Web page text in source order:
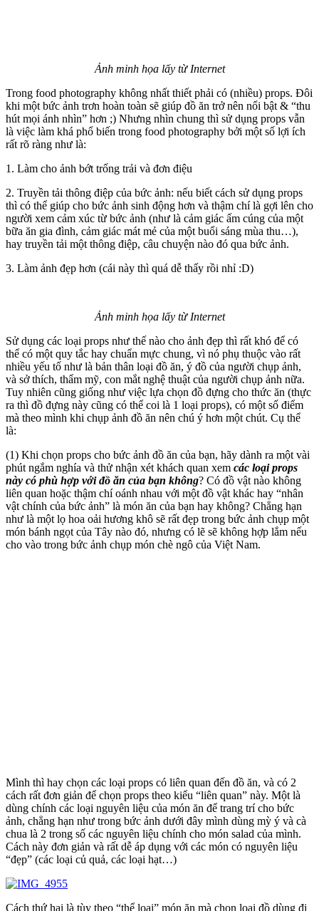
Ảnh minh họa lấy từ Internet
Trong food photography không nhất thiết phải có (nhiều) props. Đôi
khi một bức ảnh trơn hoàn toàn sẽ giúp đồ ăn trở nên nổi bật & “thu
hút mọi ánh nhìn” hơn ;) Nhưng nhìn chung thì sử dụng props vẫn
là việc làm khá phổ biến trong food photography bởi một số lợi ích
rất rõ ràng như là:
1. Làm cho ảnh bớt trống trải và đơn điệu
2. Truyền tải thông điệp của bức ảnh: nếu biết cách sử dụng props
thì có thể giúp cho bức ảnh sinh động hơn và thậm chí là gợi lên cho
người xem cảm xúc từ bức ảnh (như là cảm giác ấm cúng của một
bữa ăn gia đình, cảm giác mát mẻ của một buổi sáng mùa thu…),
hay truyền tải một thông điệp, câu chuyện nào đó qua bức ảnh.
3. Làm ảnh đẹp hơn (cái này thì quá dễ thấy rồi nhỉ :D)
Ảnh minh họa lấy từ Internet
Sử dụng các loại props như thế nào cho ảnh đẹp thì rất khó để có
thể có một quy tắc hay chuẩn mực chung, vì nó phụ thuộc vào rất
nhiều yếu tố như là bản thân loại đồ ăn, ý đồ của người chụp ảnh,
và sở thích, thẩm mỹ, con mắt nghệ thuật của người chụp ảnh nữa.
Tuy nhiên cũng giống như việc lựa chọn đồ đựng cho thức ăn (thực
ra thì đồ đựng này cũng có thể coi là 1 loại props), có một số điểm
mà theo mình khi chụp ảnh đồ ăn nên chú ý hơn một chút. Cụ thể
là:
(1) Khi chọn props cho bức ảnh đồ ăn của bạn, hãy dành ra một vài
phút ngắm nghía và thử nhận xét khách quan xem các loại props
này có phù hợp với đồ ăn của bạn không? Có đồ vật nào không
liên quan hoặc thậm chí oánh nhau với một đồ vật khác hay “nhân
vật chính của bức ảnh” là món ăn của bạn hay không? Chẳng hạn
như là một lọ hoa oải hương khô sẽ rất đẹp trong bức ảnh chụp một
món bánh ngọt của Tây nào đó, nhưng có lẽ sẽ không hợp lắm nếu
cho vào trong bức ảnh chụp món chè ngô của Việt Nam.
Mình thì hay chọn các loại props có liên quan đến đồ ăn, và có 2
cách rất đơn giản để chọn props theo kiểu “liên quan” này. Một là
dùng chính các loại nguyên liệu của món ăn để trang trí cho bức
ảnh, chẳng hạn như trong bức ảnh dưới đây mình dùng mỳ ý và cà
chua là 2 trong số các nguyên liệu chính cho món salad của mình.
Cách này đơn giản và rất dễ áp dụng với các món có nguyên liệu
“đẹp” (các loại củ quả, các loại hạt…)
Cách thứ hai là tùy theo “thể loại” món ăn mà chọn loại đồ dùng đi